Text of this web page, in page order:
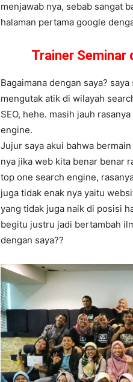
menjawab nya, sebab sangat
halaman pertama google
Trainer Seminar
Bagaimana dengan saya?
mengutak atik di wilayah
SEO, hehe. masih jauh
engine.
Jujur saya akui bahwa
nya jika web kita benar benar
top one search engine,
juga tidak enak nya yaitu
yang tidak juga naik di posisi
begitu justru jadi bertambah
dengan saya??